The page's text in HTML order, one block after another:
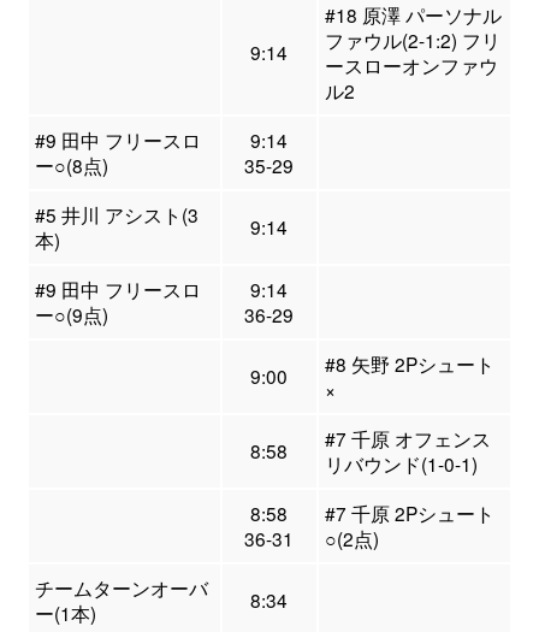
9:14
#18 原澤 パーソナル
ファウル(2-1:2) フリ
ースローオンファウ
ル2
#9 田中 フリースロ
ー○(8点)
9:14
35-29
#5 井川 アシスト(3
本)
9:14
#9 田中 フリースロ
ー○(9点)
9:14
36-29
9:00
#8 矢野 2Pシュート
×
8:58
#7 千原 オフェンス
リバウンド(1-0-1)
8:58
36-31
#7 千原 2Pシュート
○(2点)
チームターンオーバ
ー(1本)
8:34